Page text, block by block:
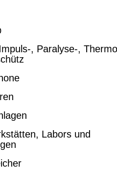
, Paralyse-,
Labors und